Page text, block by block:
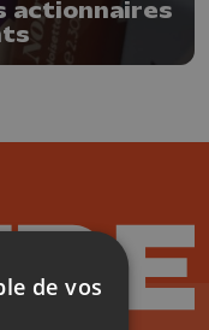
actionnaires
de vos